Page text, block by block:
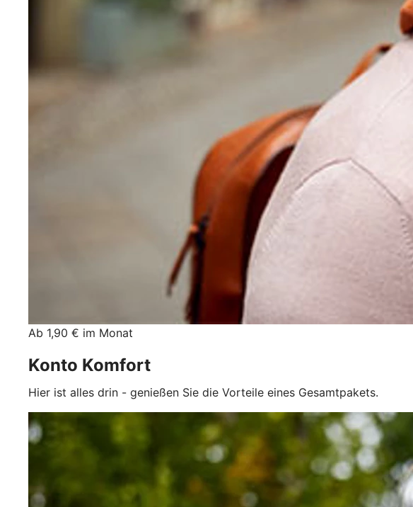
Ab 1,90 € im Monat
Konto Komfort
Hier ist alles drin - genießen Sie die Vorteile eines Gesamtpakets.